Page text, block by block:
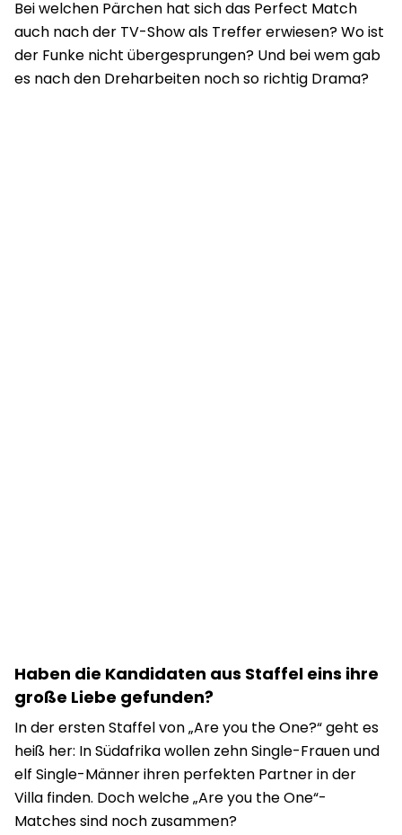
Bei welchen Pärchen hat sich das Perfect Match
auch nach der TV-Show als Treffer erwiesen? Wo ist
der Funke nicht übergesprungen? Und bei wem gab
es nach den Dreharbeiten noch so richtig Drama?
Haben die Kandidaten aus Staffel eins ihre
große Liebe gefunden?
In der ersten Staffel von „Are you the One?“ geht es
heiß her: In Südafrika wollen zehn Single-Frauen und
elf Single-Männer ihren perfekten Partner in der
Villa finden. Doch welche „Are you the One“-
Matches sind noch zusammen?